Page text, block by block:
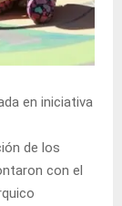
en iniciativa
de los
con el